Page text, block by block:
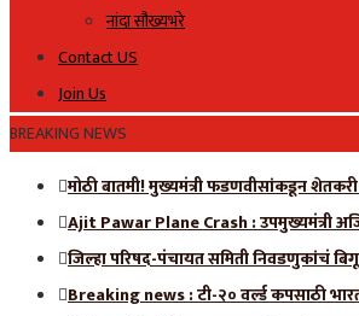
नांदा सौख्यभरे
Contact US
Join Us
BREAKING NEWS
मोठी बातमी! मुख्यमंत्री फडणवीसांकडून
Ajit Pawar Plane Crash : उपमुख्यमंत्री
जिल्हा परिषद-पंचायत समिती निवडणुकांचं
Breaking news : टी-२० वर्ल्ड कपसाठी